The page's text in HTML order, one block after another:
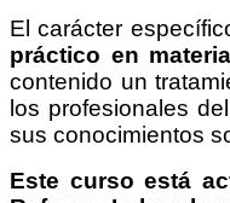
El carácter
práctico en
contenido un
los profesionales
sus conocimientos
Este curso está